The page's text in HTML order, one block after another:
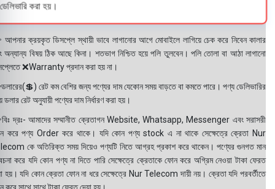
ডেলিভারি করা হয়।
ক্রয়কৃত ডিসপ্লে স্থায়ী ভাবে লাগানোর আগে মোবাইলে লাগিয়ে চেক করে নিবেন কালার
অন্যান্য বিষয় ঠিক আছে কিনা। শতভাগ নিশ্চিত হয়ে পলি তুলবেন। পলি তোলা বা আঠা লাগানো
❌Warranty প্রদান করা হয় না।
রেট কম বেশির জন্য পণ্যের দাম যেকোন সময় বাড়তে বা কমতে পারে। পণ্য ডেলিভারির
ডলার রেট অনুযায়ী পণ্যের দাম নির্ধারণ করা হয়।
দ্রঃ- আমাদের সম্মানীত ক্রেতাগন Website, Whatsapp, Messenger এবং সরাসরী
করে পণ্য Order করে থাকে। যদি কোন পণ্য stock এ না থাকে সেক্ষেত্রে ক্রেতা Nur
কে অতিরিক্ত সময় দিয়েও পণ্যটি নিতে আগ্রহ প্রকাশ করে থাকেন। পণ্যের গুনগত মান
করে যদি কোন পণ্য না দিতে পারি সেক্ষেত্রে ক্রেতাকে ফোন করে অগ্রিম নেওয়া টাকা ফেরত
হয়। যদি কোন ক্রেতা ফোন না ধরে সেক্ষেত্রে Nur Telecom দায়ী নয়। ক্রেতা যদি পরবর্তীতে